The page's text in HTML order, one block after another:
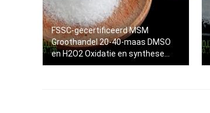
FSSC-gecertificeerd MSM
Groothandel 20-40-maas DMSO
en H2O2 Oxidatie en synthese
MSM